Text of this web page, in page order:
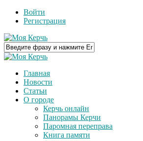
Войти
Регистрация
Главная
Новости
Статьи
О городе
Керчь онлайн
Панорамы Керчи
Паромная переправа
Книга памяти